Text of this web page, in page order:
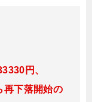
円、
再下落開始の